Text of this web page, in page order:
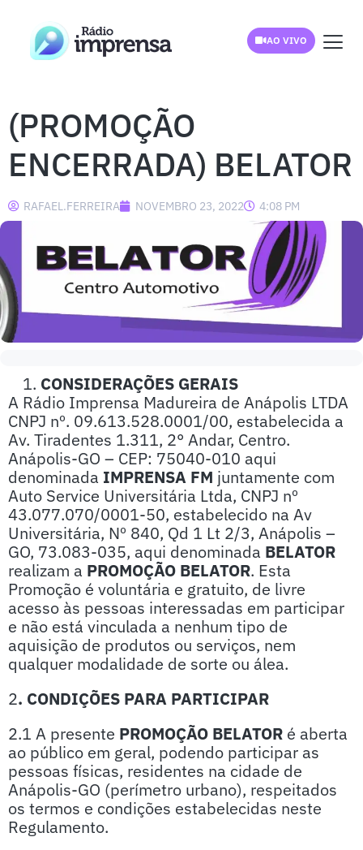
AO VIVO
(PROMOÇÃO
ENCERRADA) BELATOR
RAFAEL.FERREIRA NOVEMBRO 23, 2022 4:08 PM
CONSIDERAÇÕES GERAIS
A Rádio Imprensa Madureira de Anápolis LTDA
CNPJ nº. 09.613.528.0001/00, estabelecida a
Av. Tiradentes 1.311, 2° Andar, Centro.
Anápolis-GO – CEP: 75040-010 aqui
denominada IMPRENSA FM juntamente com
Auto Service Universitária Ltda, CNPJ nº
43.077.070/0001-50, estabelecido na Av
Universitária, Nº 840, Qd 1 Lt 2/3, Anápolis –
GO, 73.083-035, aqui denominada BELATOR
realizam a PROMOÇÃO BELATOR. Esta
Promoção é voluntária e gratuito, de livre
acesso às pessoas interessadas em participar
e não está vinculada a nenhum tipo de
aquisição de produtos ou serviços, nem
qualquer modalidade de sorte ou álea.
2. CONDIÇÕES PARA PARTICIPAR
2.1 A presente PROMOÇÃO BELATOR é aberta
ao público em geral, podendo participar as
pessoas físicas, residentes na cidade de
Anápolis-GO (perímetro urbano), respeitados
os termos e condições estabelecidas neste
Regulamento.